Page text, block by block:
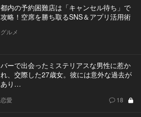
都内の予約困難店は「キャンセル待ち」で
攻略！空席を勝ち取るSNS＆アプリ活用術
グルメ
バーで出会ったミステリアスな男性に惹か
れ、交際した27歳女。彼には意外な過去が
あり…
恋愛 18